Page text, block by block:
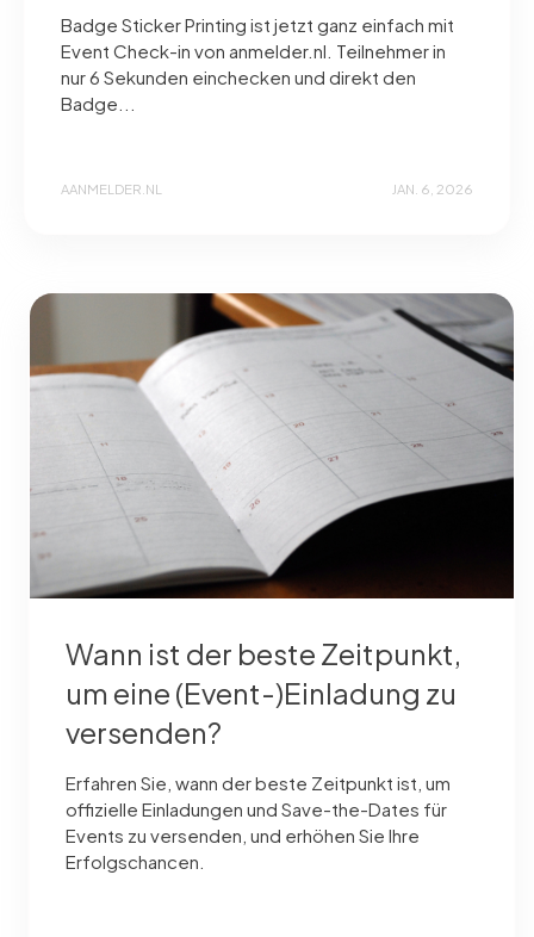
Badge Sticker Printing ist jetzt ganz einfach mit
Event Check-in von anmelder.nl. Teilnehmer in
nur 6 Sekunden einchecken und direkt den
Badge...
AANMELDER.NL JAN. 6, 2026
Wann ist der beste Zeitpunkt,
um eine (Event-)Einladung zu
versenden?
Erfahren Sie, wann der beste Zeitpunkt ist, um
offizielle Einladungen und Save-the-Dates für
Events zu versenden, und erhöhen Sie Ihre
Erfolgschancen.